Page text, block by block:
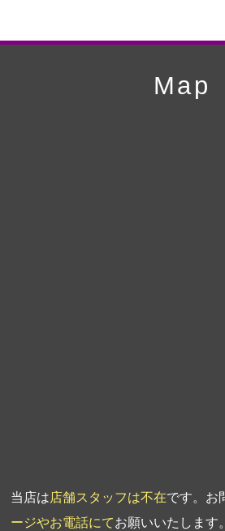
第12回人形供養祭平成22年3
平成21年12
Map
当店は店舗スタッフは不在です。お
ージやお電話にてお願いいたします。